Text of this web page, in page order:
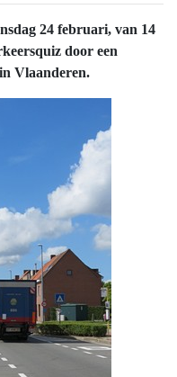
24 februari, van 14
door een
Vlaanderen.